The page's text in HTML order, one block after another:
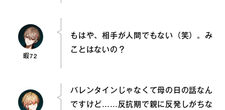
暇72
もはや、相手が人間でもない（笑）。み
ことはないの？
バレンタインじゃなくて母の日の話なん
ですけど……反抗期で親に反発しがちな